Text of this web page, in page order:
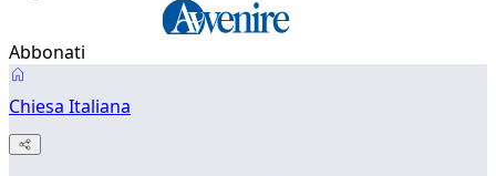
Abbonati
Chiesa Italiana